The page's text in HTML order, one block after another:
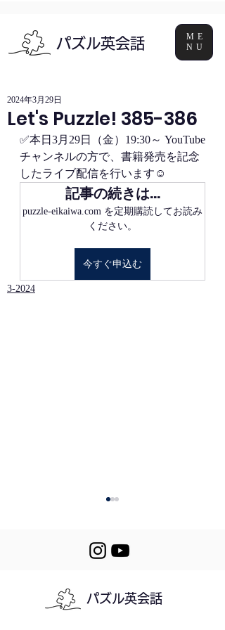
パズル英会話
ME
NU
Let's Puzzle! 385-386
2024年3月29日
✅本日3月29日（金）19:30～ YouTube
チャンネルの方で、書籍発売を記念
したライブ配信を行います☺
記事の続きは…
puzzle-eikaiwa.com を定期購読してお読み
ください。
今すぐ申込む
3-2024
385. The Song I like
パズル英会話